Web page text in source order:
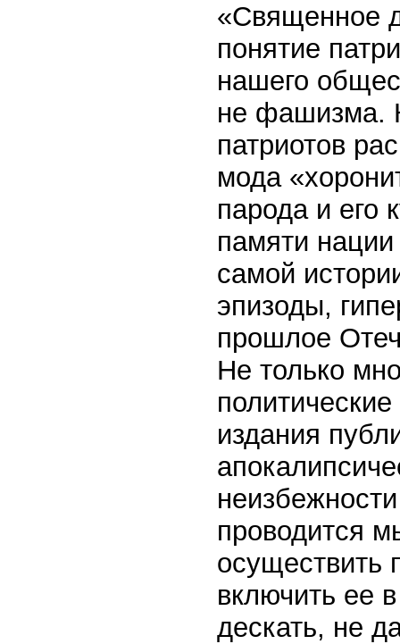
«Священное
понятие
нашего
не фашизма.
патриотов
мода
парода и его
памяти
самой
эпизоды,
прошлое
Не только
издания
проводится
осуществить
включить ее
дескать, не